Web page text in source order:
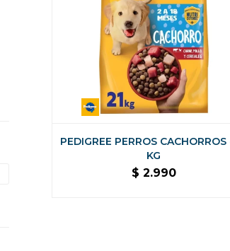
PEDIGREE PERROS CACHORROS
KG
$ 2.990